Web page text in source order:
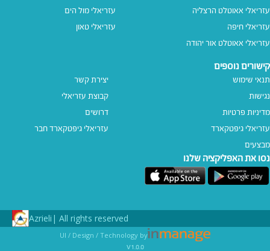
עזריאלי אאוטלט הרצליה
עזריאלי חיפה
עזריאלי אאוטלט אור יהודה
עזריאלי מול הים
עזריאלי טאון
קישורים נוספים
תנאי שימוש
נגישות
מדיניות פרטיות
עזריאלי גיפטקארד
מבצעים
יצירת קשר
קבוצת עזריאלי
דרושים
עזריאלי גיפטקארד חבר‎
נסו את האפליקציה שלנו
All rights reserved |
Azrieli
UI / Design / Technology by
v1.0.0